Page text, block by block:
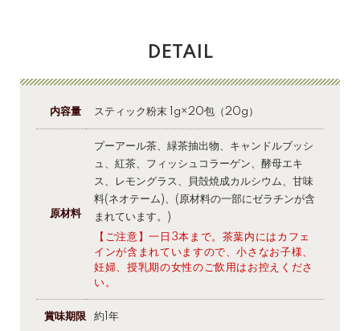
DETAIL
内容量 スティック粉末 1g×20包（20g）
原材料
プーアール茶、緑茶抽出物、キャンドルブッシ
ュ、紅茶、フィッシュコラーゲン、酵母エキ
ス、レモングラス、貝殻焼成カルシウム、甘味
料(ネオテーム)、(原材料の一部にゼラチンが含
まれています。)
【ご注意】一日3本まで。茶葉内にはカフェ
インが含まれていますので、小さなお子様、
妊婦、授乳期の女性のご飲用はお控えくださ
い。
賞味期限 約1年